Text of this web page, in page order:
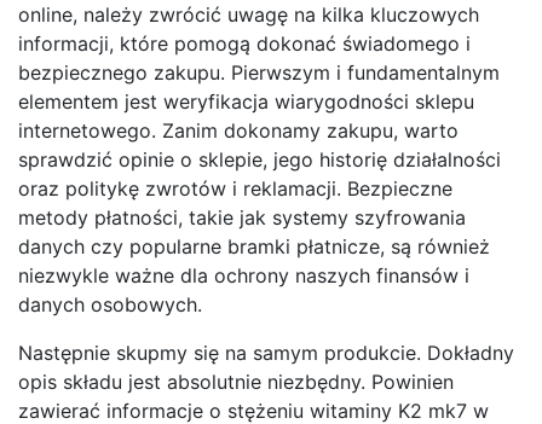
online, należy zwrócić uwagę na kilka kluczowych
informacji, które pomogą dokonać świadomego i
bezpiecznego zakupu. Pierwszym i fundamentalnym
elementem jest weryfikacja wiarygodności sklepu
internetowego. Zanim dokonamy zakupu, warto
sprawdzić opinie o sklepie, jego historię działalności
oraz politykę zwrotów i reklamacji. Bezpieczne
metody płatności, takie jak systemy szyfrowania
danych czy popularne bramki płatnicze, są również
niezwykle ważne dla ochrony naszych finansów i
danych osobowych.
Następnie skupmy się na samym produkcie. Dokładny
opis składu jest absolutnie niezbędny. Powinien
zawierać informacje o stężeniu witaminy K2 mk7 w